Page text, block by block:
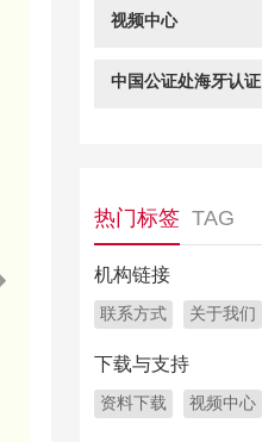
视频中心
中国公证处海牙认证
热门标签 TAG
机构链接
联系方式 关于我们
下载与支持
资料下载 视频中心